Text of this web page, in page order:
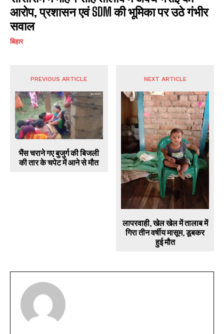
आरोप, प्रशासन एवं SDM की भूमिका पर उठे गंभीर
सवाल
बिहार
PREVIOUS ARTICLE
भैंस चराने गए बुजुर्ग की बिजली
की तार के चपेट में आने से मौत
NEXT ARTICLE
लापरवाही, खेल खेल में तालाब में
गिरा तीन वर्षीय मासूम, डूबकर
हुई मौत